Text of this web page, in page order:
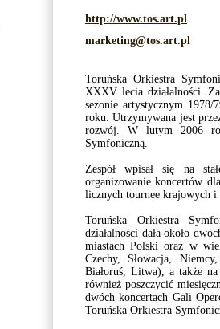
http://www.tos.art.pl
marketing@tos.art.pl
Toruńska Orkiestra
XXXV lecia działalności.
sezonie artystycznym
roku. Utrzymywana jest
rozwój. W lutym 2006
Symfoniczną.
Zespół wpisał się na
organizowanie koncertów
licznych tournee krajowych i
Toruńska Orkiestra
działalności dała około
miastach Polski oraz w
Czechy, Słowacja,
Białoruś, Litwa), a także
również poszczycić
dwóch koncertach Gali
Toruńska Orkiestra